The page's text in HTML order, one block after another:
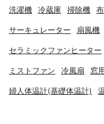
洗濯機 冷蔵庫 掃除機
サーキュレーター 扇風機
セラミックファンヒーター
ミストファン 冷風扇 窓
婦人体温計(基礎体温計)